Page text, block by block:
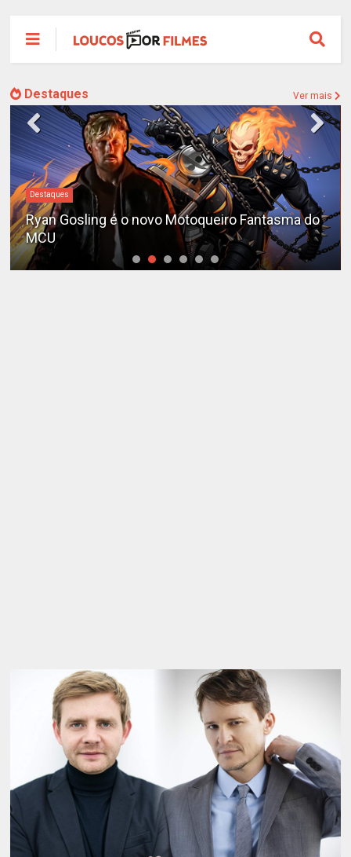
Destaques Ver mais
Destaques
Ryan Gosling é o novo Motoqueiro Fantasma do
MCU